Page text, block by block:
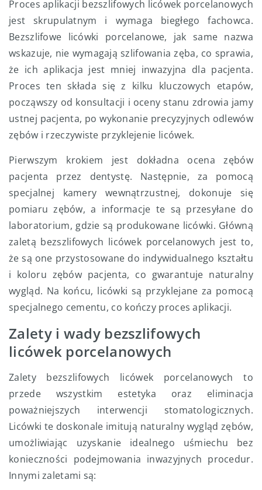
Proces aplikacji bezszlifowych licówek porcelanowych
jest skrupulatnym i wymaga biegłego fachowca.
Bezszlifowe licówki porcelanowe, jak same nazwa
wskazuje, nie wymagają szlifowania zęba, co sprawia,
że ich aplikacja jest mniej inwazyjna dla pacjenta.
Proces ten składa się z kilku kluczowych etapów,
począwszy od konsultacji i oceny stanu zdrowia jamy
ustnej pacjenta, po wykonanie precyzyjnych odlewów
zębów i rzeczywiste przyklejenie licówek.
Pierwszym krokiem jest dokładna ocena zębów
pacjenta przez dentystę. Następnie, za pomocą
specjalnej kamery wewnątrzustnej, dokonuje się
pomiaru zębów, a informacje te są przesyłane do
laboratorium, gdzie są produkowane licówki. Główną
zaletą bezszlifowych licówek porcelanowych jest to,
że są one przystosowane do indywidualnego kształtu
i koloru zębów pacjenta, co gwarantuje naturalny
wygląd. Na końcu, licówki są przyklejane za pomocą
specjalnego cementu, co kończy proces aplikacji.
Zalety i wady bezszlifowych
licówek porcelanowych
Zalety bezszlifowych licówek porcelanowych to
przede wszystkim estetyka oraz eliminacja
poważniejszych interwencji stomatologicznych.
Licówki te doskonale imitują naturalny wygląd zębów,
umożliwiając uzyskanie idealnego uśmiechu bez
konieczności podejmowania inwazyjnych procedur.
Innymi zaletami są: